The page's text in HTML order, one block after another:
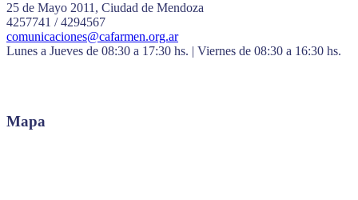
25 de Mayo 2011, Ciudad de Mendoza
4257741 / 4294567
comunicaciones@cafarmen.org.ar
Lunes a Jueves de 08:30 a 17:30 hs. | Viernes de 08:30 a 16:30 hs.
Mapa